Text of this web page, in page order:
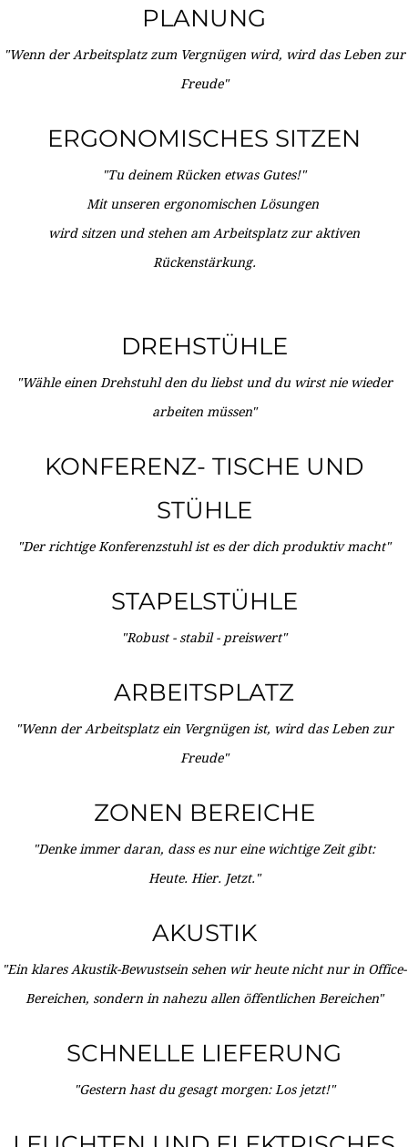
PLANUNG
"Wenn der Arbeitsplatz zum Vergnügen wird, wird das Leben zur
Freude"
ERGONOMISCHES SITZEN
"Tu deinem Rücken etwas Gutes!"
Mit unseren ergonomischen Lösungen
wird sitzen und stehen am Arbeitsplatz zur aktiven
Rückenstärkung.
DREHSTÜHLE
"Wähle einen Drehstuhl den du liebst und du wirst nie wieder
arbeiten müssen"
KONFERENZ- TISCHE UND
STÜHLE
"Der richtige Konferenzstuhl ist es der dich produktiv macht"
STAPELSTÜHLE
"Robust - stabil - preiswert"
ARBEITSPLATZ
"Wenn der Arbeitsplatz ein Vergnügen ist, wird das Leben zur
Freude"
ZONEN BEREICHE
"Denke immer daran, dass es nur eine wichtige Zeit gibt:
Heute. Hier. Jetzt."
AKUSTIK
"Ein klares Akustik-Bewustsein sehen wir heute nicht nur in Office-
Bereichen, sondern in nahezu allen öffentlichen Bereichen"
SCHNELLE LIEFERUNG
"Gestern hast du gesagt morgen: Los jetzt!"